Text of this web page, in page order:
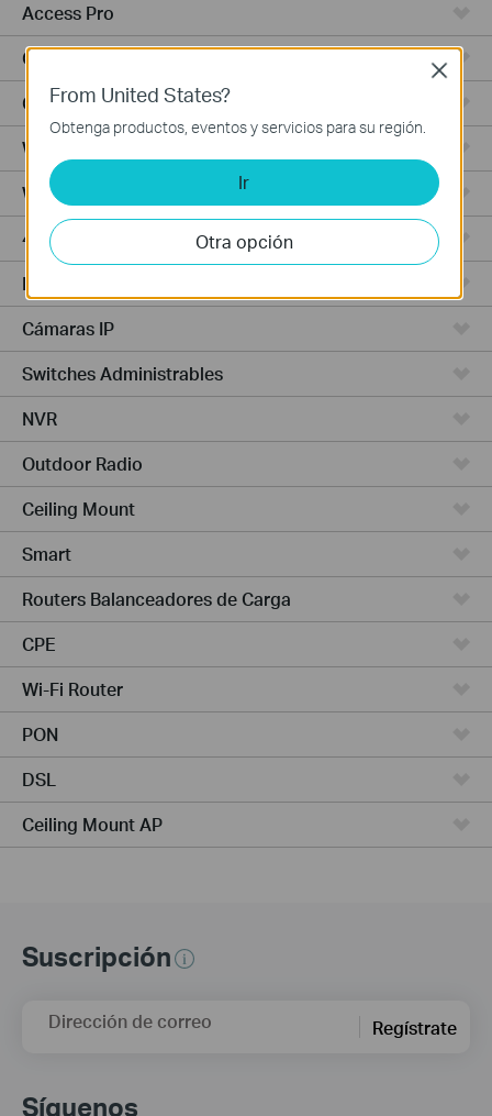
Access Pro
Campus
GPON
Wired Gateways
WiFi Gateways
4G/5G WiFi Gateways
Integrated Gateways
Cámaras IP
Switches Administrables
NVR
Outdoor Radio
Ceiling Mount
Smart
Routers Balanceadores de Carga
CPE
Wi-Fi Router
PON
DSL
Ceiling Mount AP
Suscripción
Dirección de correo Regístrate
Síguenos
From United States?
Obtenga productos, eventos y servicios para su región.
Ir
Otra opción
Close